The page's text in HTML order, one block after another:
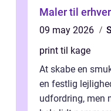
Maler til
09 may 2026
print til kage
At skabe en
en festlig
udfordring, men